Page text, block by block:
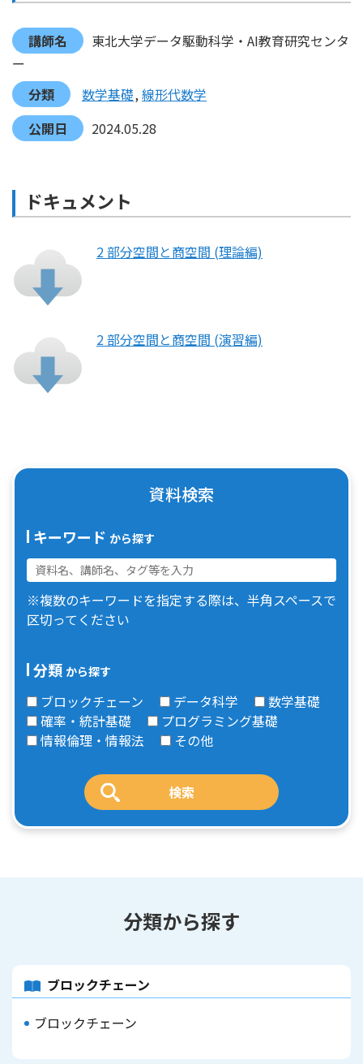
講師名
東北大学データ駆動科学・AI教育研究センタ
ー
分類
数学基礎 線形代数学
公開日
2024.05.28
ドキュメント
2 部分空間と商空間 (理論編)
2 部分空間と商空間 (演習編)
資料検索
キーワード から探す
※複数のキーワードを指定する際は、半角スペースで
区切ってください
分類 から探す
ブロックチェーン データ科学
数学基礎
確率・統計基礎
プログラミング基礎
情報倫理・情報法
その他
分類から探す
ブロックチェーン
ブロックチェーン